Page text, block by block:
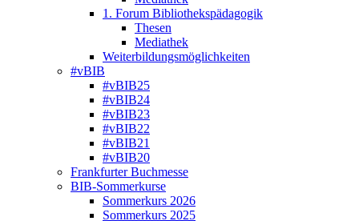
1. Forum Bibliothekspädagogik
Thesen
Mediathek
Weiterbildungsmöglichkeiten
#vBIB
#vBIB25
#vBIB24
#vBIB23
#vBIB22
#vBIB21
#vBIB20
Frankfurter Buchmesse
BIB-Sommerkurse
Sommerkurs 2026
Sommerkurs 2025